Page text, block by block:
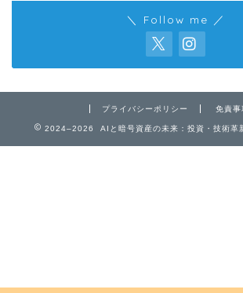
＼ Follow me ／
プライバシーポリシー 免責事
2024–2026 AIと暗号資産の未来：投資・技術革